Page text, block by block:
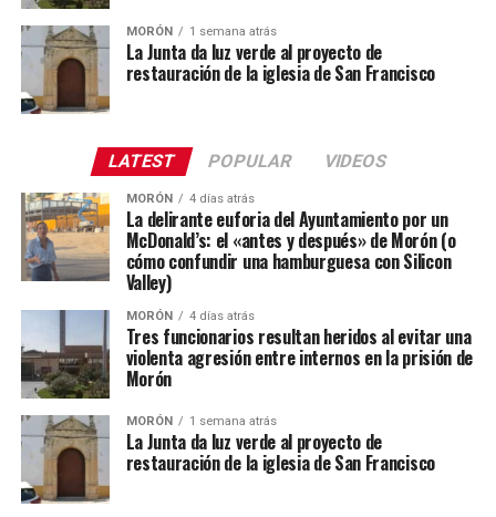
MORÓN 1 semana atrás
La Junta da luz verde al proyecto de
restauración de la iglesia de San Francisco
LATEST POPULAR VIDEOS
MORÓN 4 días atrás
La delirante euforia del Ayuntamiento por un
McDonald’s: el «antes y después» de Morón (o
cómo confundir una hamburguesa con Silicon
Valley)
MORÓN 4 días atrás
Tres funcionarios resultan heridos al evitar una
violenta agresión entre internos en la prisión de
Morón
MORÓN 1 semana atrás
La Junta da luz verde al proyecto de
restauración de la iglesia de San Francisco